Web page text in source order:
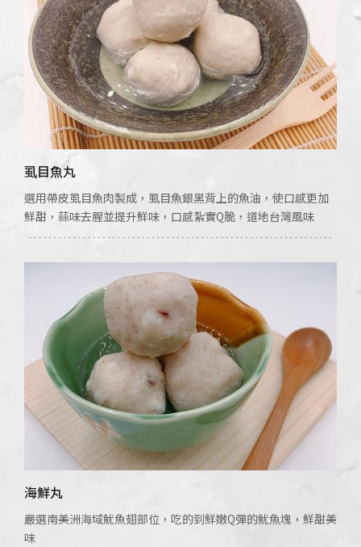
虱目魚丸
選用帶皮虱目魚肉製成，虱目魚銀黑背上的魚油，使口感更加
鮮甜，蒜味去腥並提升鮮味，口感紮實Q脆，道地台灣風味
海鮮丸
嚴選南美洲海域魷魚翅部位，吃的到鮮嫩Q彈的魷魚塊，鮮甜美
味